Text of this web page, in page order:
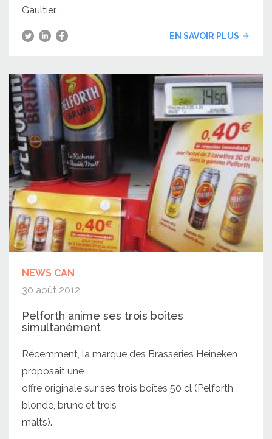
Gaultier.
EN SAVOIR PLUS
NEWS CAN
30 août 2012
Pelforth anime ses trois boîtes
simultanément
Récemment, la marque des Brasseries Heineken
proposait une
offre originale sur ses trois boîtes 50 cl (Pelforth
blonde, brune et trois
malts).